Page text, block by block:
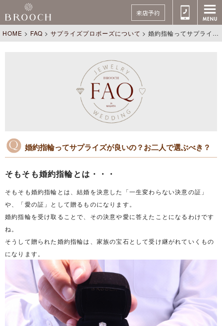
来店予約
HOME > FAQ >サプライズプロポーズについて >婚約指輪ってサプライズが良いの？お二人で選ぶべき？
婚約指輪ってサプライズが良いの？お二人で選ぶべき？
そもそも婚約指輪とは・・・
そもそも婚約指輪とは、結婚を決意した「一生変わらない決意の証」
や、「愛の証」として贈るものになります。
婚約指輪を受け取ることで、その決意や愛に答えたことになるわけです
ね。
そうして贈られた婚約指輪は、家族の宝石として受け継がれていくもの
になります。